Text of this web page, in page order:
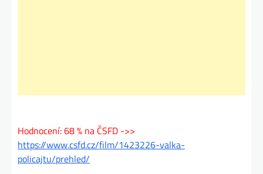
Hodnocení: 68 % na ČSFD ->>
https://www.csfd.cz/film/1423226-valka-
policajtu/prehled/